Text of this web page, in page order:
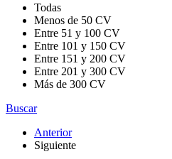
Todas
Menos de 50 CV
Entre 51 y 100 CV
Entre 101 y 150 CV
Entre 151 y 200 CV
Entre 201 y 300 CV
Más de 300 CV
Buscar
Anterior
Siguiente